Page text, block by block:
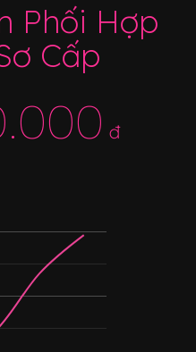
Phối Hợp
Cấp
đ